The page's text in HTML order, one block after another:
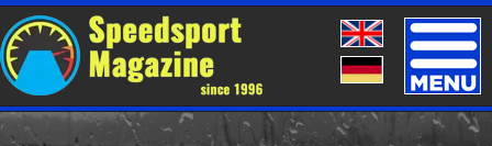
Toggle